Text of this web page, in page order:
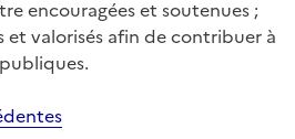
encouragées et soutenues ;
et valorisés afin de contribuer à